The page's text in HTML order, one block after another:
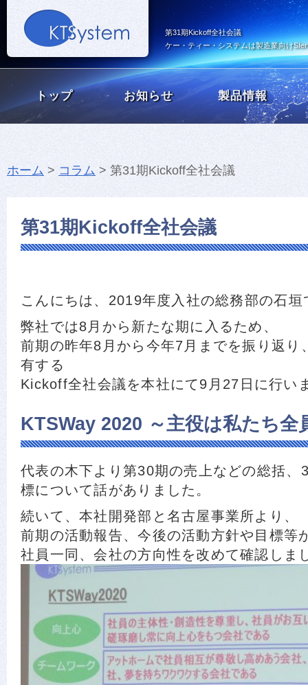
第31期Kickoff全社会議
ケー・ティー・システムは製造業向け
トップ お知らせ 製品情報
ホーム > コラム > 第31期Kickoff全社会議
第31期Kickoff全社会議
こんにちは、2019年度入社の総務部の石垣
弊社では8月から新たな期に入るため、
前期の昨年8月から今年7月までを振り返り
有する
Kickoff全社会議を本社にて9月27日に行い
KTSWay 2020 ～主役は私たち全
代表の木下より第30期の売上などの総括、
標について話がありました。
続いて、本社開発部と名古屋事業所より、
前期の活動報告、今後の活動方針や目標等
社員一同、会社の方向性を改めて確認しま